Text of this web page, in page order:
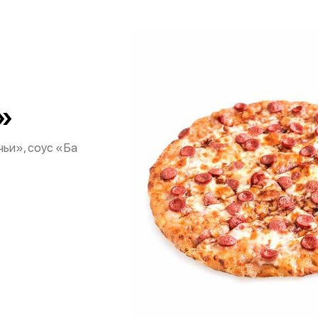
соус «Ба